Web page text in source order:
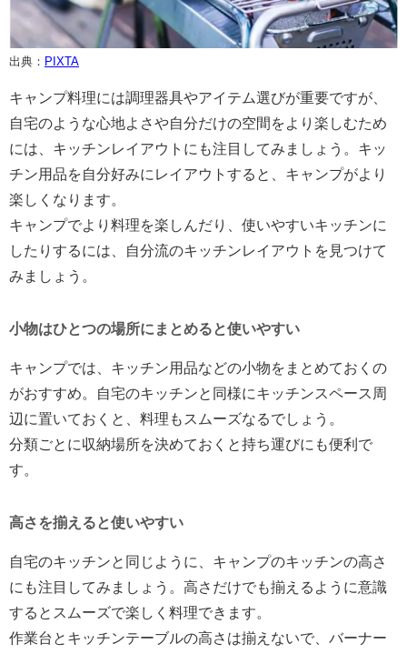
出典： PIXTA
キャンプ料理には調理器具やアイテム選びが重要ですが、
自宅のような心地よさや自分だけの空間をより楽しむため
には、キッチンレイアウトにも注目してみましょう。キッ
チン用品を自分好みにレイアウトすると、キャンプがより
楽しくなります。
キャンプでより料理を楽しんだり、使いやすいキッチンに
したりするには、自分流のキッチンレイアウトを見つけて
みましょう。
小物はひとつの場所にまとめると使いやすい
キャンプでは、キッチン用品などの小物をまとめておくの
がおすすめ。自宅のキッチンと同様にキッチンスペース周
辺に置いておくと、料理もスムーズなるでしょう。
分類ごとに収納場所を決めておくと持ち運びにも便利で
す。
高さを揃えると使いやすい
自宅のキッチンと同じように、キャンプのキッチンの高さ
にも注目してみましょう。高さだけでも揃えるように意識
するとスムーズで楽しく料理できます。
作業台とキッチンテーブルの高さは揃えないで、バーナー